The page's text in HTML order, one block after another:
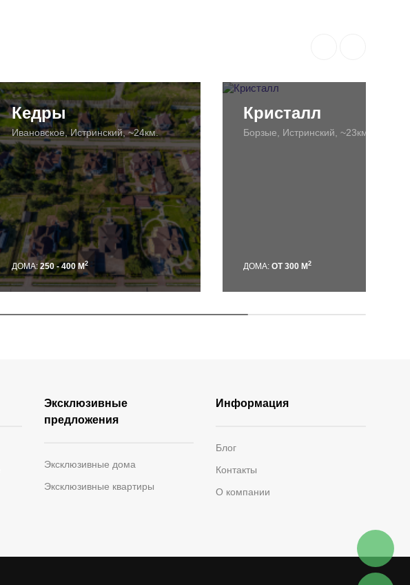
Кедры
Ивановское, Истринский, ~24км.
ДОМА:250 - 400 М 2
Кристалл
Борзые, Истринский, ~23км.
ДОМА: ОТ 300 М 2
Эксклюзивные
предложения
Эксклюзивные дома
Эксклюзивные квартиры
Информация
Блог
Контакты
О компании